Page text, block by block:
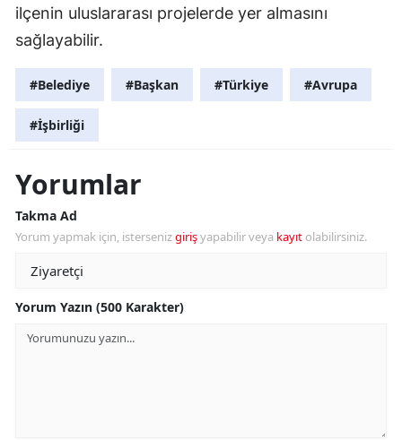
ilçenin uluslararası projelerde yer almasını
sağlayabilir.
#Belediye #Başkan #Türkiye #Avrupa
#İşbirliği
Yorumlar
Takma Ad
Yorum yapmak için, istersenizgirişyapabilir veya kayıt olabilirsiniz.
Yorum Yazın (500 Karakter)